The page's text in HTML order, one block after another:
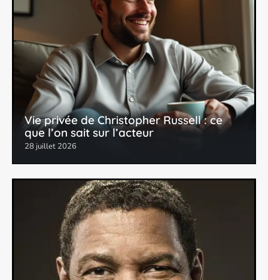
Vie privée de Christopher Russell : ce
que l’on sait sur l’acteur
28 juillet 2026